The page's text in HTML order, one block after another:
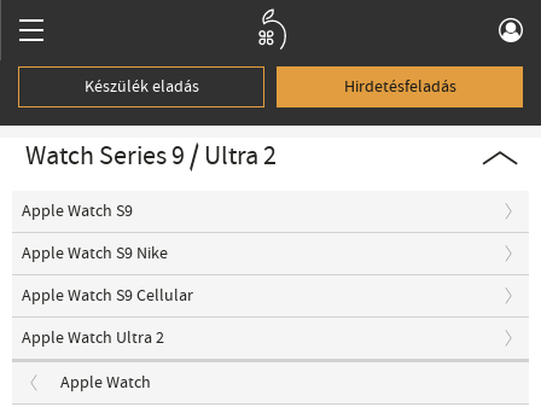
Készülék eladás Hirdetésfeladás
Watch Series 9 / Ultra 2
Apple Watch S9
Apple Watch S9 Nike
Apple Watch S9 Cellular
Apple Watch Ultra 2
Apple Watch